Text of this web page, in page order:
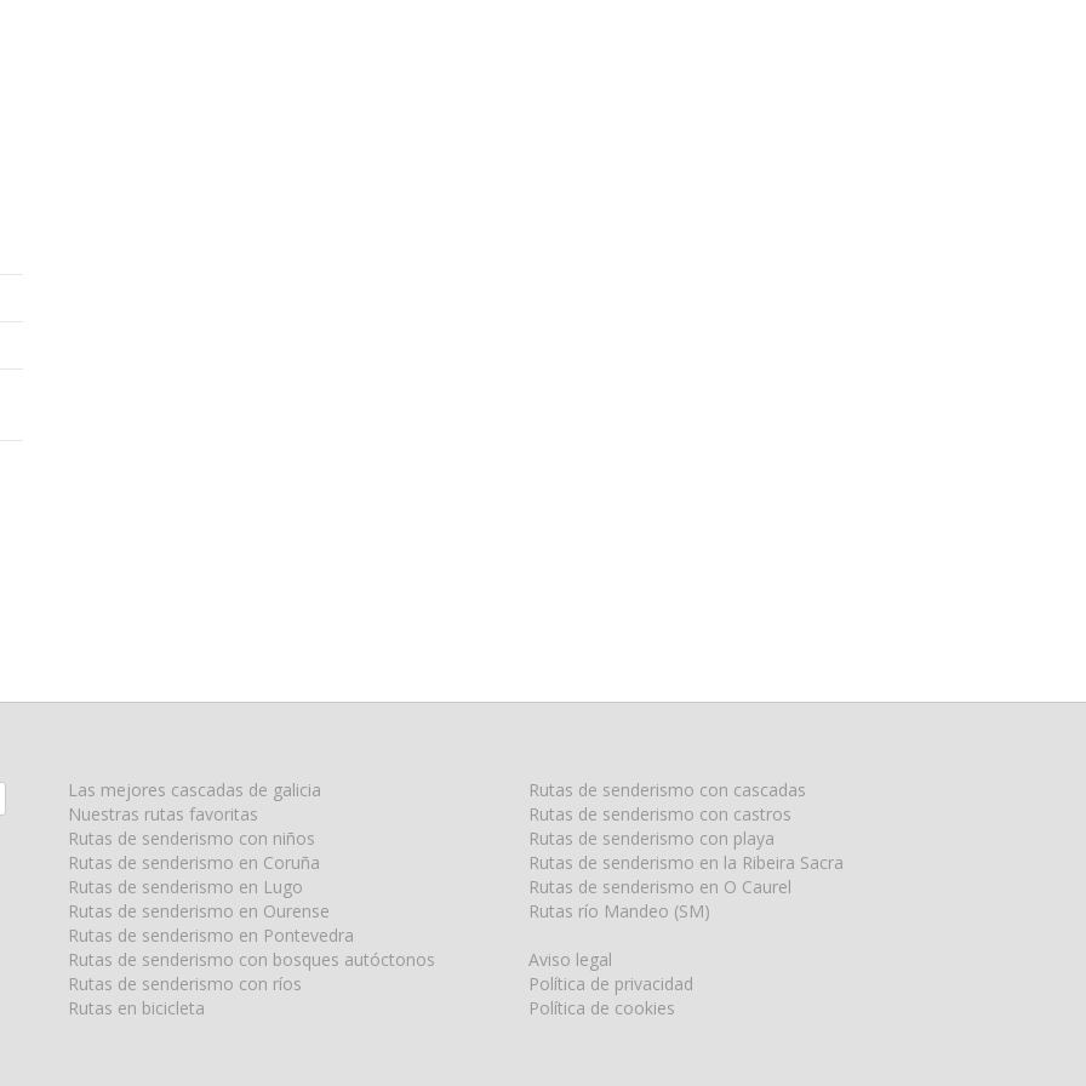
Las mejores cascadas de galicia
Nuestras rutas favoritas
Rutas de senderismo con niños
Rutas de senderismo en Coruña
Rutas de senderismo en Lugo
Rutas de senderismo en Ourense
Rutas de senderismo en Pontevedra
Rutas de senderismo con bosques autóctonos
Rutas de senderismo con ríos
Rutas en bicicleta
Rutas de senderismo con cascadas
Rutas de senderismo con castros
Rutas de senderismo con playa
Rutas de senderismo en la Ribeira Sacra
Rutas de senderismo en O Caurel
Rutas río Mandeo (SM)
Aviso legal
Política de privacidad
Política de cookies